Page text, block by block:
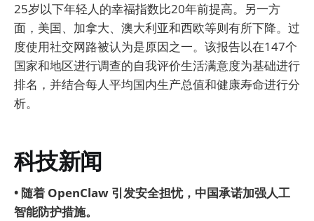
25岁以下年轻人的幸福指数比20年前提高。另一方
面，美国、加拿大、澳大利亚和西欧等则有所下降。过
度使用社交网路被认为是原因之一。该报告以在147个
国家和地区进行调查的自我评价生活满意度为基础进行
排名，并结合每人平均国内生产总值和健康寿命进行分
析。
科技新闻
• 随着 OpenClaw 引发安全担忧，中国承诺加强人工
智能防护措施。